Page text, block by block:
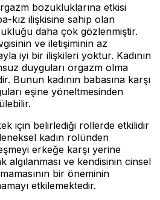
bozukluklarına etkisi
kız ilişkisine sahip olan
daha çok gözlenmiştir.
ve iletişiminin az
iyi bir ilişkileri yoktur. Kadının
duyguları orgazm olma
Bunun kadının babasına karşı
eşine yöneltmesinden
için belirlediği rollerde etkilidir
kadın rolünden
erkeğe karşı yerine
ve kendisinin cinsel
bir öneminin
etkilemektedir.